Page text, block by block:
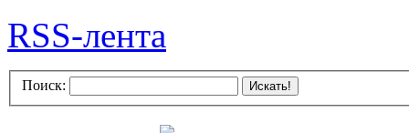
RSS-лента
Поиск: Искать!